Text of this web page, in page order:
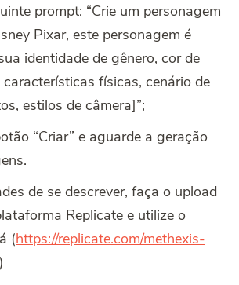
prompt: “Crie um personagem
Pixar, este personagem é
identidade de gênero, cor de
características físicas, cenário de
estilos de câmera]”;
“Criar” e aguarde a geração
de se descrever, faça o upload
Replicate e utilize o
(https://replicate.com/methexis-
)